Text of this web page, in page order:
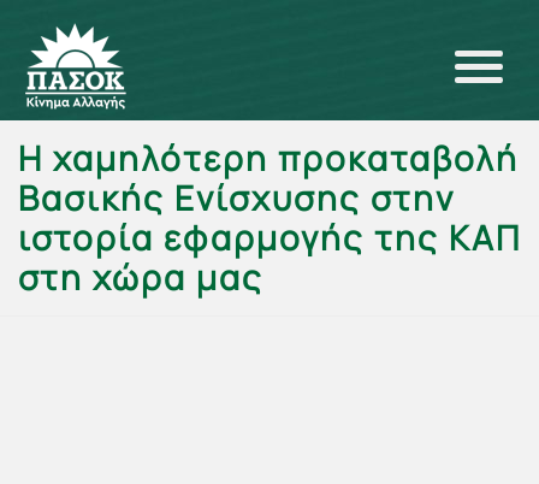
Η χαμηλότερη προκαταβολή
Βασικής Ενίσχυσης στην
ιστορία εφαρμογής της ΚΑΠ
στη χώρα μας